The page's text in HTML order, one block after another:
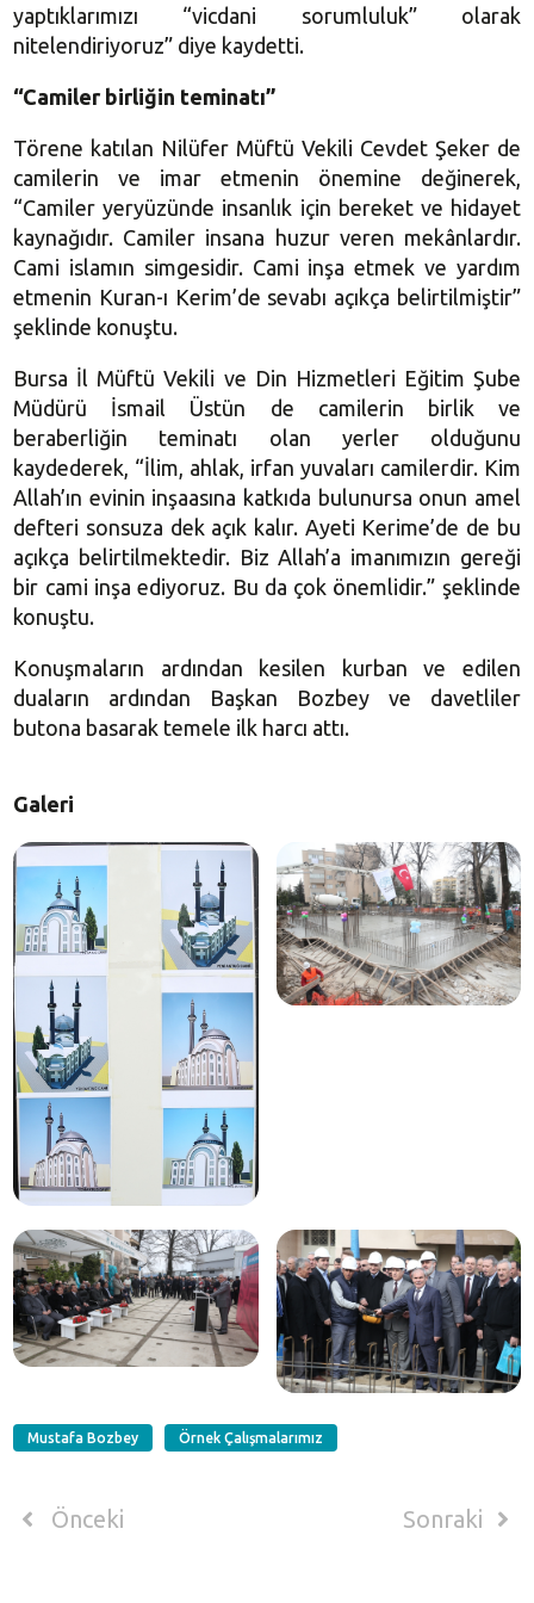
yaptıklarımızı “vicdani sorumluluk” olarak
nitelendiriyoruz” diye kaydetti.
“Camiler birliğin teminatı”
Törene katılan Nilüfer Müftü Vekili Cevdet Şeker de
camilerin ve imar etmenin önemine değinerek,
“Camiler yeryüzünde insanlık için bereket ve hidayet
kaynağıdır. Camiler insana huzur veren mekânlardır.
Cami islamın simgesidir. Cami inşa etmek ve yardım
etmenin Kuran-ı Kerim’de sevabı açıkça belirtilmiştir”
şeklinde konuştu.
Bursa İl Müftü Vekili ve Din Hizmetleri Eğitim Şube
Müdürü İsmail Üstün de camilerin birlik ve
beraberliğin teminatı olan yerler olduğunu
kaydederek, “İlim, ahlak, irfan yuvaları camilerdir. Kim
Allah’ın evinin inşaasına katkıda bulunursa onun amel
defteri sonsuza dek açık kalır. Ayeti Kerime’de de bu
açıkça belirtilmektedir. Biz Allah’a imanımızın gereği
bir cami inşa ediyoruz. Bu da çok önemlidir.” şeklinde
konuştu.
Konuşmaların ardından kesilen kurban ve edilen
duaların ardından Başkan Bozbey ve davetliler
butona basarak temele ilk harcı attı.
Galeri
Mustafa Bozbey Örnek Çalışmalarımız
Önceki Sonraki